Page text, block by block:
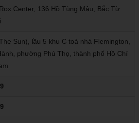
Center, 136 Hồ Tùng Mậu, Bắc Từ
Sun), lầu 5 khu C toà nhà Flemington,
phường Phú Thọ, thành phố Hồ Chí